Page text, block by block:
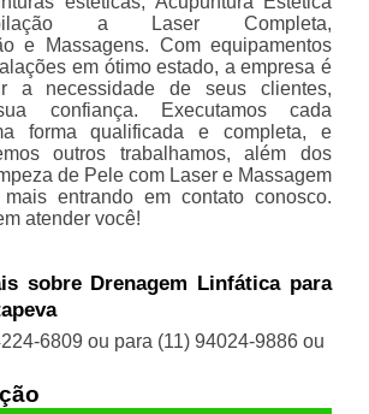
a Laser Completa,
e Massagens. Com equipamentos
em ótimo estado, a empresa é
a necessidade de seus clientes,
confiança. Executamos cada
forma qualificada e completa, e
outros trabalhamos, além dos
de Pele com Laser e Massagem
entrando em contato conosco.
atender você!
sobre Drenagem Linfática para
6809 ou para (11) 94024-9886ou